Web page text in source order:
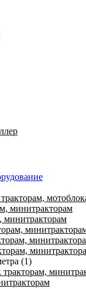
минитракторам
минитракторам